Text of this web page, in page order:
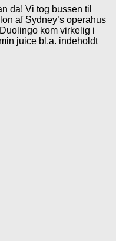
da! Vi tog bussen til
af Sydney’s operahus
kom virkelig i
juice bl.a. indeholdt